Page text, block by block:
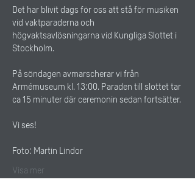
Det har blivit dags för oss att stå för musiken
vid vaktparaderna och
högvaktsavlösningarna vid Kungliga Slottet i
Stockholm.
På söndagen avmarscherar vi från
Armémuseum kl. 13:00. Paraden till slottet tar
ca 15 minuter där ceremonin sedan fortsätter.
Vi ses!
Foto: Martin Lindor
Visa mer